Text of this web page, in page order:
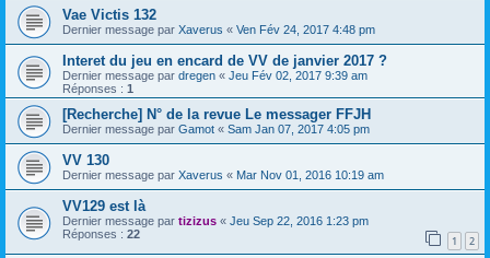
Vae Victis 132
Dernier message par Xaverus « Ven Fév 24, 2017 4:48 pm
Interet du jeu en encard de VV de janvier 2017 ?
Dernier message par dregen « Jeu Fév 02, 2017 9:39 am
Réponses : 1
[Recherche] N° de la revue Le messager FFJH
Dernier message par Gamot « Sam Jan 07, 2017 4:05 pm
VV 130
Dernier message par Xaverus « Mar Nov 01, 2016 10:19 am
VV129 est là
Dernier message par tizizus « Jeu Sep 22, 2016 1:23 pm
Réponses : 22 1 2